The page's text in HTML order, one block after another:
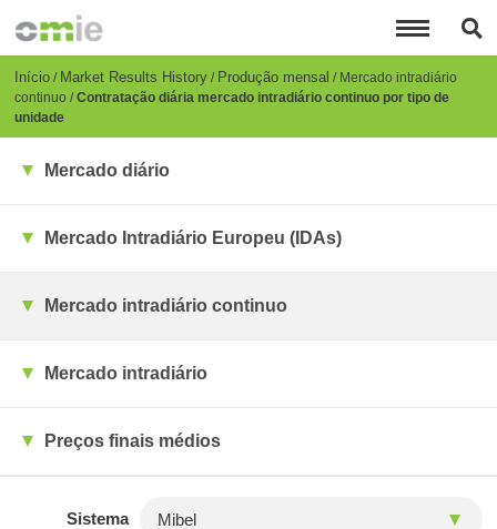
para
conteúdo
principal
Breadcrumb
Início Market Results History Produção mensal
Mercado intradiário
continuo Contratação diária mercado intradiário continuo por tipo de
unidade
Mercado diário
Mercado Intradiário Europeu (IDAs)
Mercado intradiário continuo
Mercado intradiário
Preços finais médios
Sistema